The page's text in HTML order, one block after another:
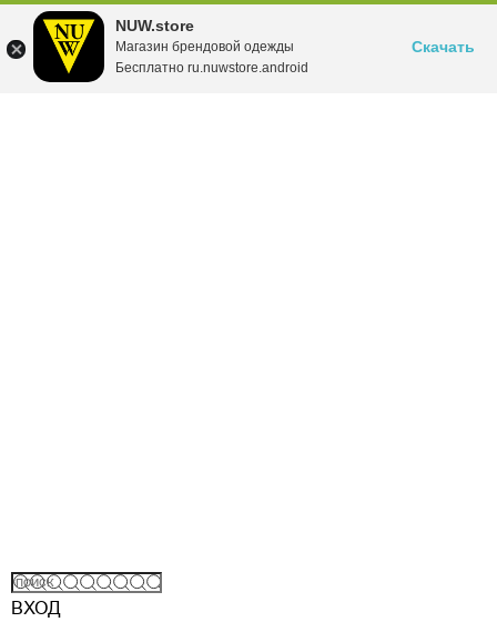
NUW.store
Магазин брендовой одежды
Бесплатно ru.nuwstore.android
Скачать
ВХОД